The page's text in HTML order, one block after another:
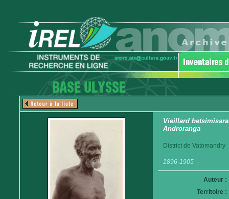
Vieillard
Androranga
District de Vatomandry
1896-1905
Auteur :
Territoire :